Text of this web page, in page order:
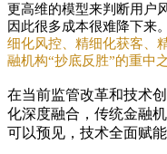
更高维的模型来判断用户
因此很多成本很难降下来
细化风控、精细化获客、
融机构“抄底反胜”的重中之
在当前监管改革和技术
化深度融合，传统金融
可以预见，技术全面赋